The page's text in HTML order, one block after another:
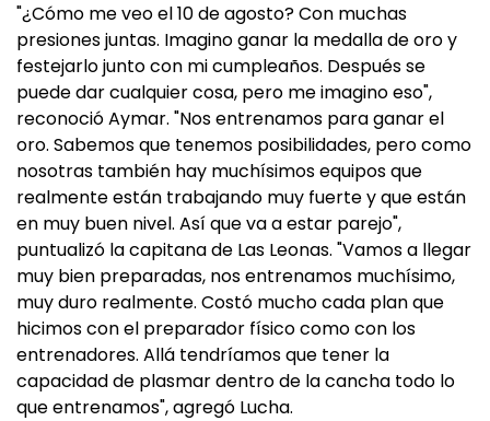
"¿Cómo me veo el 10 de agosto? Con muchas
presiones juntas. Imagino ganar la medalla de oro y
festejarlo junto con mi cumpleaños. Después se
puede dar cualquier cosa, pero me imagino eso",
reconoció Aymar. "Nos entrenamos para ganar el
oro. Sabemos que tenemos posibilidades, pero como
nosotras también hay muchísimos equipos que
realmente están trabajando muy fuerte y que están
en muy buen nivel. Así que va a estar parejo",
puntualizó la capitana de Las Leonas. "Vamos a llegar
muy bien preparadas, nos entrenamos muchísimo,
muy duro realmente. Costó mucho cada plan que
hicimos con el preparador físico como con los
entrenadores. Allá tendríamos que tener la
capacidad de plasmar dentro de la cancha todo lo
que entrenamos", agregó Lucha.